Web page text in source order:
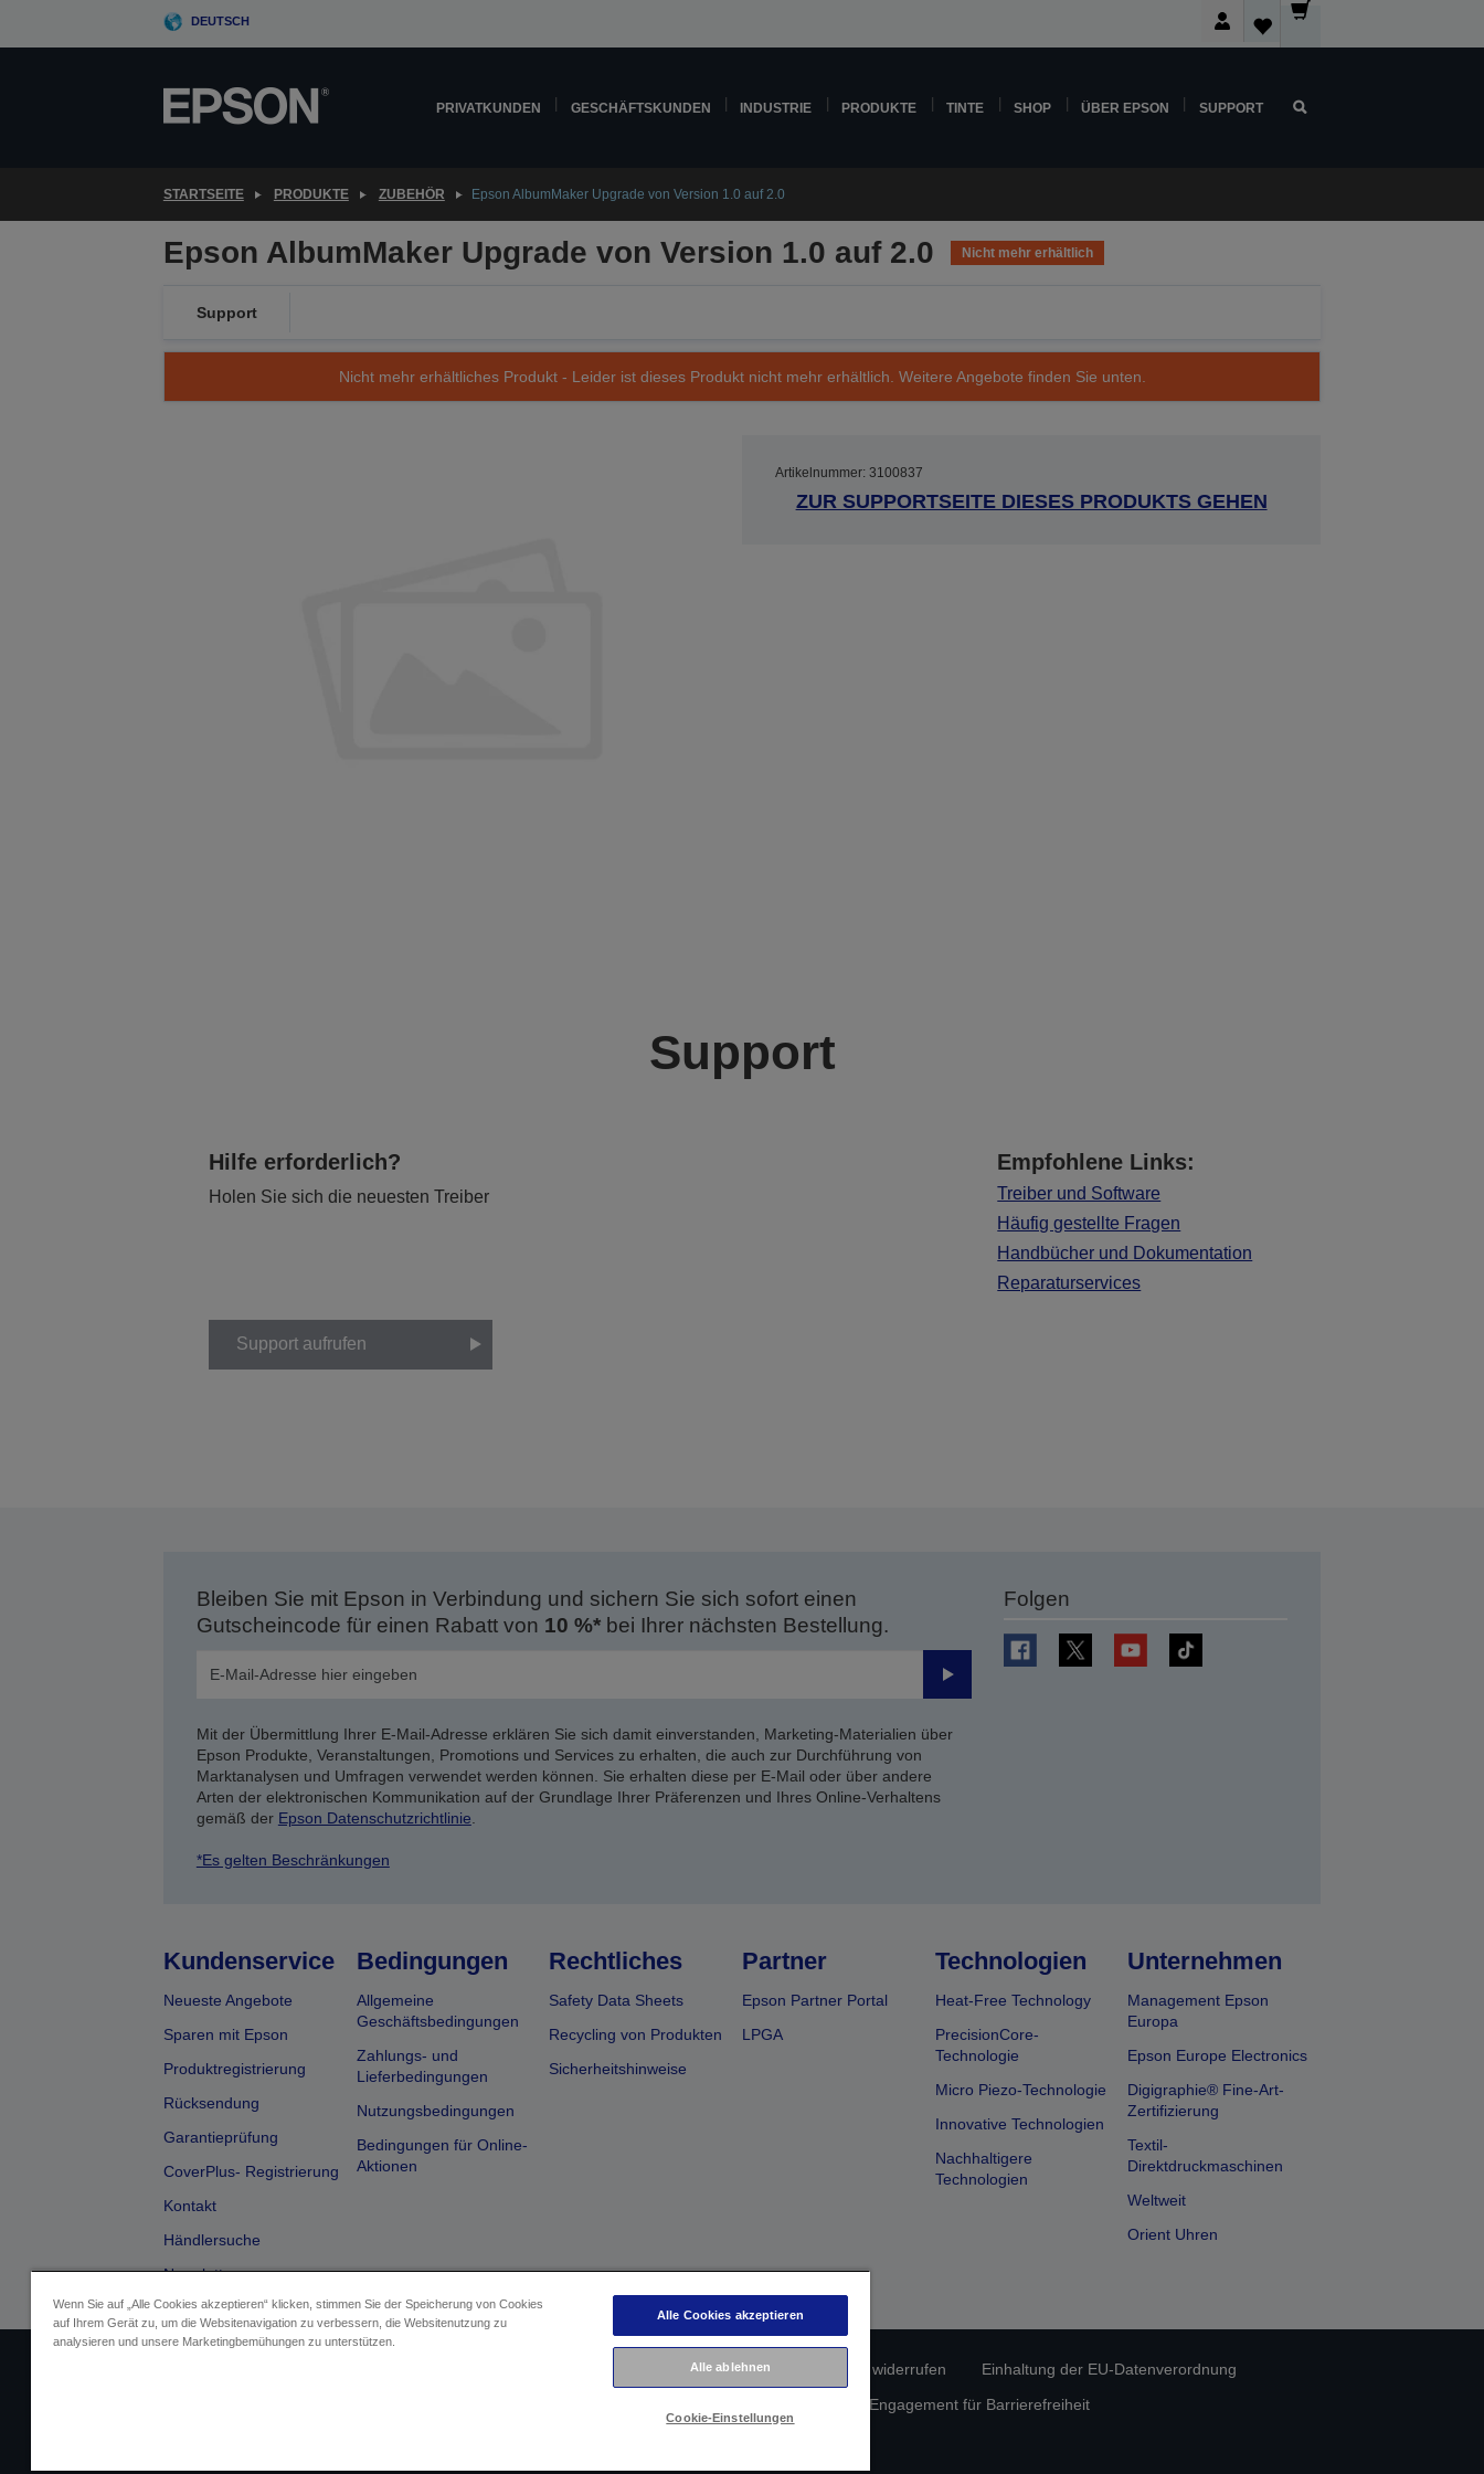
DEUTSCH
PRIVATKUNDEN GESCHÄFTSKUNDEN INDUSTRIE PRODUKTE TINTE SHOP ÜBER EPSON SUPPORT
STARTSEITE PRODUKTE ZUBEHÖR Epson AlbumMaker Upgrade von Version 1.0 auf 2.0
Epson AlbumMaker Upgrade von Version 1.0 auf 2.0 Nicht mehr erhältlich
Support
Nicht mehr erhältliches Produkt - Leider ist dieses Produkt nicht mehr erhältlich. Weitere Angebote finden Sie unten.
Artikelnummer: 3100837
ZUR SUPPORTSEITE DIESES PRODUKTS GEHEN
Support
Hilfe erforderlich?
Holen Sie sich die neuesten Treiber
Empfohlene Links:
Treiber und Software
Häufig gestellte Fragen
Handbücher und Dokumentation
Reparaturservices
Support aufrufen
Bleiben Sie mit Epson in Verbindung und sichern Sie sich sofort einen
Gutscheincode für einen Rabatt von 10 %*bei Ihrer nächsten Bestellung.
Senden
Mit der Übermittlung Ihrer E-Mail-Adresse erklären Sie sich damit einverstanden, Marketing-Materialien über
Epson Produkte, Veranstaltungen, Promotions und Services zu erhalten, die auch zur Durchführung von
Marktanalysen und Umfragen verwendet werden können. Sie erhalten diese per E-Mail oder über andere
Arten der elektronischen Kommunikation auf der Grundlage Ihrer Präferenzen und Ihres Online-Verhaltens
gemäß der Epson Datenschutzrichtlinie
*Es gelten Beschränkungen
Folgen
Kundenservice
Neueste Angebote
Sparen mit Epson
Produktregistrierung
Rücksendung
Garantieprüfung
CoverPlus- Registrierung
Kontakt
Händlersuche
Newsletter
Bedingungen
Allgemeine
Geschäftsbedingungen
Zahlungs- und
Lieferbedingungen
Nutzungsbedingungen
Bedingungen für Online-
Aktionen
Rechtliches
Safety Data Sheets
Recycling von Produkten
Sicherheitshinweise
Partner
Epson Partner Portal
LPGA
Technologien
Heat-Free Technology
PrecisionCore-
Technologie
Micro Piezo-Technologie
Innovative Technologien
Nachhaltigere
Technologien
Unternehmen
Management Epson
Europa
Epson Europe Electronics
Digigraphie® Fine-Art-
Zertifizierung
Textil-
Direktdruckmaschinen
Weltweit
Orient Uhren
Datenschutzrichtlinie Vertrag widerrufen
Einhaltung der EU-Datenverordnung
Epson Engagement für Barrierefreiheit
Wenn Sie auf „Alle Cookies akzeptieren“ klicken, stimmen Sie der Speicherung von Cookies
auf Ihrem Gerät zu, um die Websitenavigation zu verbessern, die Websitenutzung zu
analysieren und unsere Marketingbemühungen zu unterstützen.
Alle Cookies akzeptieren
Alle ablehnen
Cookie-Einstellungen